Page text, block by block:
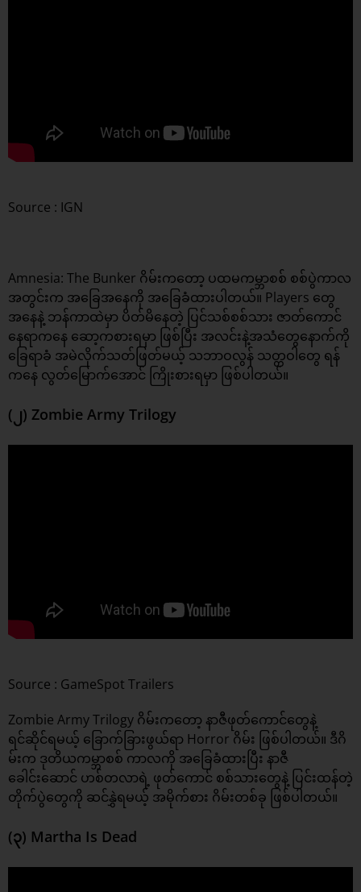
Source : IGN
Amnesia: The Bunker ဂိမ်းကတော့ ပထမကမ္ဘာစစ် စစ်ပွဲကာလ
အတွင်းက အခြေအနေကို အခြေခံထားပါတယ်။ Players တွေ
အနေနဲ့ ဘန်ကာထဲမှာ ပိတ်မိနေတဲ့ ပြင်သစ်စစ်သား ဇာတ်ကောင်
နေရာကနေ ဆော့ကစားရမှာ ဖြစ်ပြီး အလင်းနဲ့အသံတွေနောက်ကို
ခြေရာခံ အမဲလိုက်သတ်ဖြတ်မယ့် သဘာဝလွန် သတ္တဝါတွေ ရန်
ကနေ လွတ်မြောက်အောင် ကြိုးစားရမှာ ဖြစ်ပါတယ်။
(၂) Zombie Army Trilogy
Source : GameSpot Trailers
Zombie Army Trilogy ဂိမ်းကတော့ နာဇီဖုတ်ကောင်တွေနဲ့
ရင်ဆိုင်ရမယ့် ခြောက်ခြားဖွယ်ရာ Horror ဂိမ်း ဖြစ်ပါတယ်။ ဒီဂိ
မ်းက ဒုတိယကမ္ဘာစစ် ကာလကို အခြေခံထားပြီး နာဇီ
ခေါင်းဆောင် ဟစ်တလာရဲ့ ဖုတ်ကောင် စစ်သားတွေနဲ့ ပြင်းထန်တဲ့
တိုက်ပွဲတွေကို ဆင်နွှဲရမယ့် အမိုက်စား ဂိမ်းတစ်ခု ဖြစ်ပါတယ်။
(၃) Martha Is Dead